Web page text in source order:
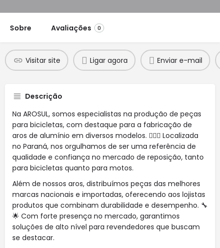
Sobre Avaliações 0
Visitar site Ligar agora Enviar e-mail
Descrição
Na AROSUL, somos especialistas na produção de peças
para bicicletas, com destaque para a fabricação de
aros de alumínio em diversos modelos. 🚴‍♂️✨ Localizada
no Paraná, nos orgulhamos de ser uma referência de
qualidade e confiança no mercado de reposição, tanto
para bicicletas quanto para motos.
Além de nossos aros, distribuímos peças das melhores
marcas nacionais e importadas, oferecendo aos lojistas
produtos que combinam durabilidade e desempenho. 🔧
🌟 Com forte presença no mercado, garantimos
soluções de alto nível para revendedores que buscam
se destacar.